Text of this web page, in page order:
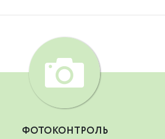
ФОТОКОНТРОЛЬ